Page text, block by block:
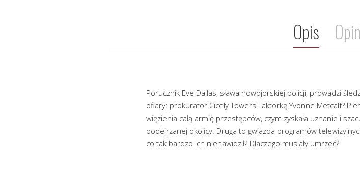
Opis
Porucznik Eve Dallas, sława nowojorskiej policji, prowadzi
ofiary: prokurator Cicely Towers i aktorkę Yvonne Metcalf?
więzienia całą armię przestępców, czym zyskała uznanie i
podejrzanej okolicy. Druga to gwiazda programów
co tak bardzo ich nienawidził? Dlaczego musiały umrzeć?